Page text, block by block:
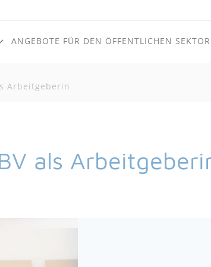
ANGEBOTE FÜR DEN ÖFFENTLICHEN SEKTOR
Arbeitgeberin
als